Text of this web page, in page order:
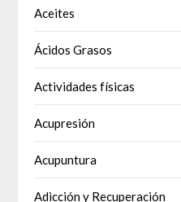
Aceites
Ácidos Grasos
Actividades físicas
Acupresión
Acupuntura
Adicción y Recuperación